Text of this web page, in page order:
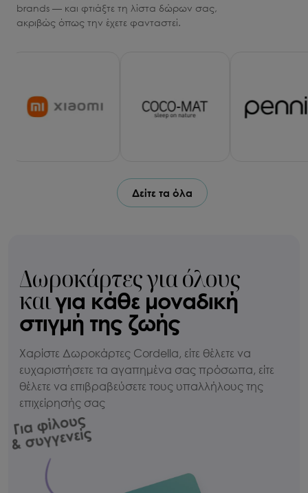
brands — και φτιάξτε τη λίστα δώρων σας,
ακριβώς όπως την έχετε φανταστεί.
Δείτε τα όλα
Δωροκάρτες για όλους
καιγια κάθε μοναδική
στιγμή της ζωής
Χαρίστε Δωροκάρτες Cordella, είτε θέλετε να
ευχαριστήσετε τα αγαπημένα σας πρόσωπα, είτε
θέλετε να επιβραβεύσετε τους υπαλλήλους της
επιχείρησής σας